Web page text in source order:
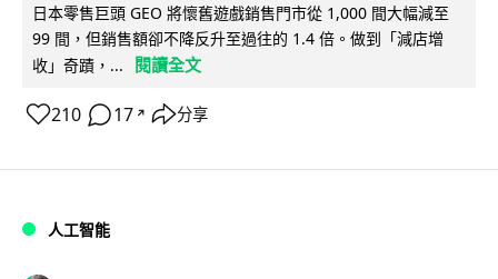
日本零售巨頭 GEO 將懷舊遊戲銷售門市從 1,000 間大幅減至
99 間，但銷售額卻不降反升至過往的 1.4 倍。做到「減店增
收」奇蹟，...
閱讀全文
210 17 ↗ 分享
人工智能